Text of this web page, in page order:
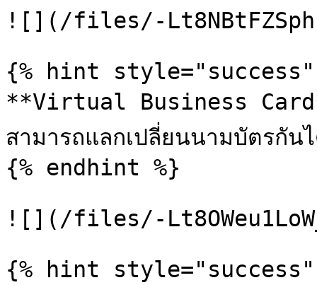
![](/files/-
{% hint style="success"
**Virtual Business
สามารถแลกเปลี่ยนนามบัตรกัน
{% endhint %}
![](/files/-
{% hint style="success"